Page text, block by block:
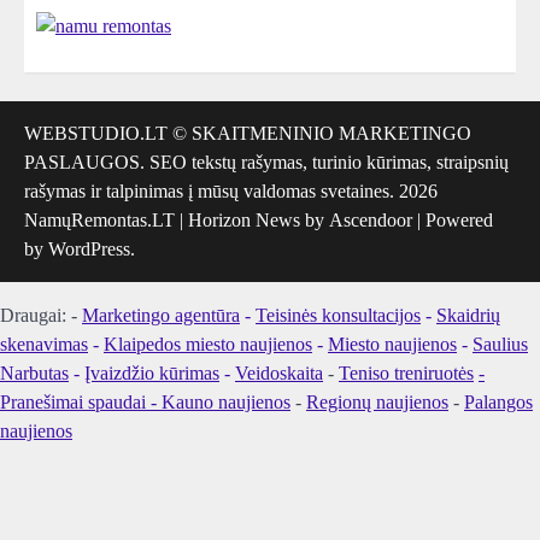
WEBSTUDIO.LT © SKAITMENINIO MARKETINGO
PASLAUGOS. SEO tekstų rašymas, turinio kūrimas, straipsnių
rašymas ir talpinimas į mūsų valdomas svetaines. 2026
NamųRemontas.LT | Horizon News by Ascendoor| Powered
by WordPress.
Draugai: - Marketingo agentūra - Teisinės konsultacijos - Skaidrių
skenavimas - Klaipedos miesto naujienos - Miesto naujienos - Saulius
Narbutas - Įvaizdžio kūrimas - Veidoskaita - Teniso treniruotės -
Pranešimai spaudai - Kauno naujienos - Regionų naujienos - Palangos
naujienos